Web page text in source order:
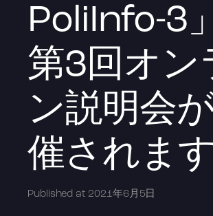
PoliInfo-3
第3回オン
ン説明会
催されます
Published at 2021年6月5日